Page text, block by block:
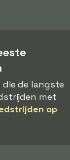
de langste
met
op